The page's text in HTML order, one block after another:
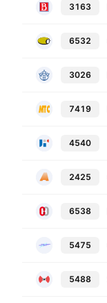
3163
6532
3026
7419
4540
2425
6538
5475
5488